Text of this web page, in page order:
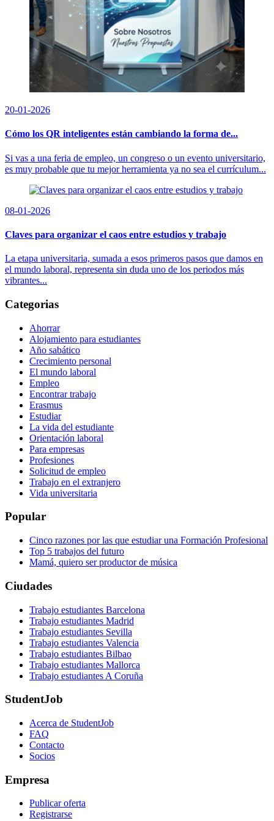
20-01-2026
Cómo los QR inteligentes están cambiando la forma de...
Si vas a una feria de empleo, un congreso o un evento universitario,
es muy probable que tu mejor herramienta ya no sea el currículum...
08-01-2026
Claves para organizar el caos entre estudios y trabajo
La etapa universitaria, sumada a esos primeros pasos que damos en
el mundo laboral, representa sin duda uno de los periodos más
vibrantes...
Categorias
Ahorrar
Alojamiento para estudiantes
Año sabático
Crecimiento personal
El mundo laboral
Empleo
Encontrar trabajo
Erasmus
Estudiar
La vida del estudiante
Orientación laboral
Para empresas
Profesiones
Solicitud de empleo
Trabajo en el extranjero
Vida universitaria
Popular
Cinco razones por las que estudiar una Formación Profesional
Top 5 trabajos del futuro
Mamá, quiero ser productor de música
Ciudades
Trabajo estudiantes Barcelona
Trabajo estudiantes Madrid
Trabajo estudiantes Sevilla
Trabajo estudiantes Valencia
Trabajo estudiantes Bilbao
Trabajo estudiantes Mallorca
Trabajo estudiantes A Coruña
StudentJob
Acerca de StudentJob
FAQ
Contacto
Socios
Empresa
Publicar oferta
Registrarse